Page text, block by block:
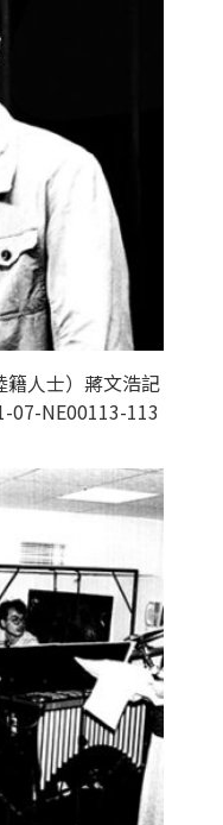
籍人士）蔣文浩記
07-NE00113-113